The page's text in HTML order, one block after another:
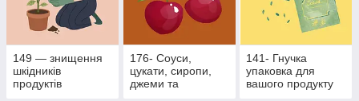
149 — знищення
шкідників
продуктів
176- Соуси,
цукати, сиропи,
джеми та
141- Гнучка
упаковка для
вашого продукту